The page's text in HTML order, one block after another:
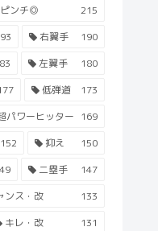
ンチ◎
215
右翼手
190
左翼手
180
低弾道
173
パワーヒッター 169
152 抑え
150
二塁手
147
ンス・改
133
キレ・改
131